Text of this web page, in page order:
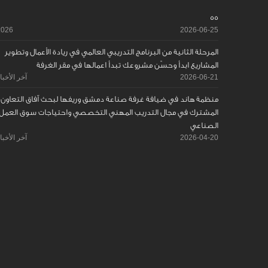
55
2026-06-25
المرحلة الثانية من البرنامج التدريبي العالمي في ريادة الأعمال وتطوير
المشاريع ابدأ وحسّن مشروعك تبدأ اعمالها في مقر الغرفة
2026-06-21 آخر
منظمة هاند في ضيافة غرفة صناعة دمشق وريفها لبحث آفاق التعاون
المشترك في مجال التدريب المهني التخصصي واحتياجات سوق
الصناعي
2026-04-20 آخر